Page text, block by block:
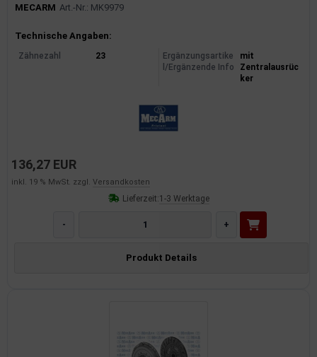
MECARM Art.-Nr.: MK9979
Produktinformationen
Technische Angaben:
Zähnezahl 23
Ergänzungsartike
l/Ergänzende Info
mit
Zentralausrüc
ker
136,27 EUR
inkl. 19 % MwSt. zzgl. Versandkosten
Lieferzeit:1-3 Werktage
- +
Produkt Details